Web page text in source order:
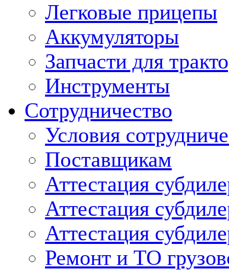
Легковые прицепы
Аккумуляторы
Запчасти для
Инструменты
Сотрудничество
Условия
Поставщикам
Аттестация
Аттестация
Аттестация
Ремонт и ТО